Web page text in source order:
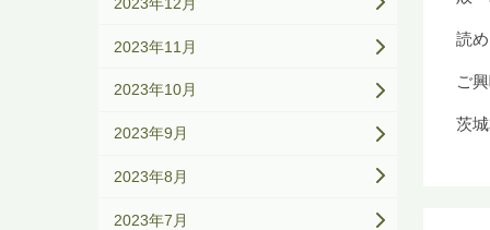
読
ご
茨
2023年11月
2023年10月
2023年9月
2023年8月
2023年7月